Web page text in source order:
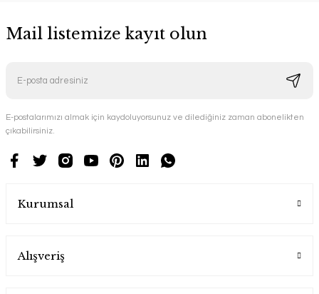
Mail listemize kayıt olun
E-postalarımızı almak için kaydoluyorsunuz ve dilediğiniz zaman abonelikten
çıkabilirsiniz.
Kurumsal
Alışveriş